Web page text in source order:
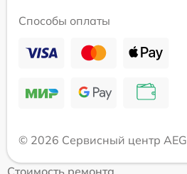
Способы оплаты
© 2026 Сервисный центр AEG
Стоимость ремонта